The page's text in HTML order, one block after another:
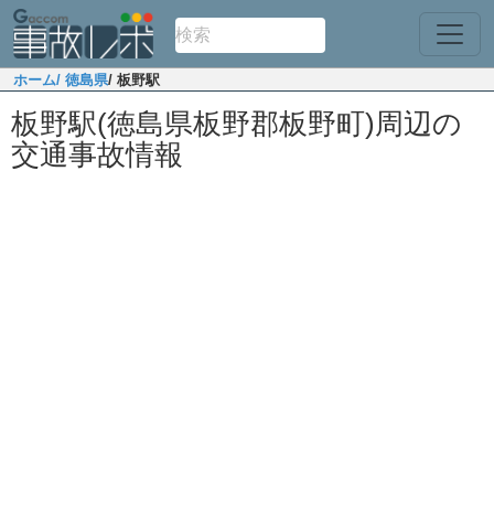
ホーム/ 徳島県/ 板野駅
板野駅(徳島県板野郡板野町)周辺の
交通事故情報